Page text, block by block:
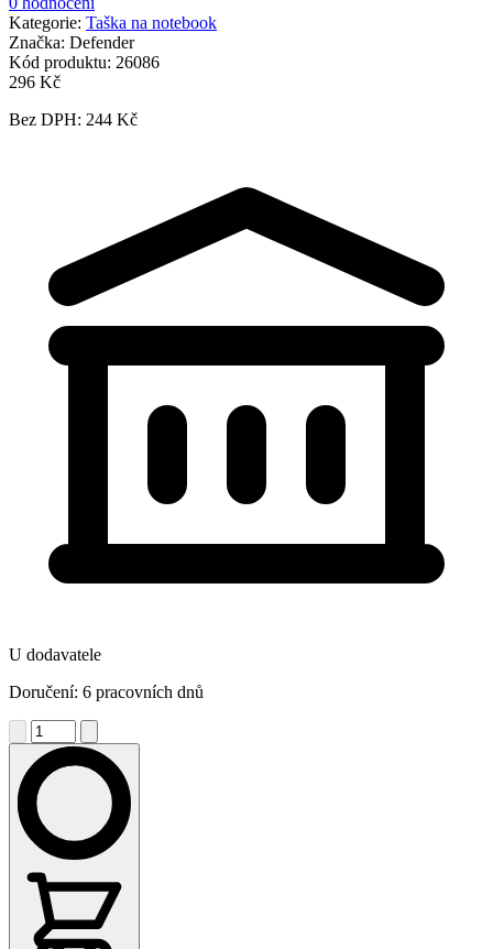
Kategorie: Taška na notebook
Značka: Defender
Kód produktu: 26086
296 Kč
Bez DPH: 244 Kč
U dodavatele
Doručení: 6 pracovních dnů